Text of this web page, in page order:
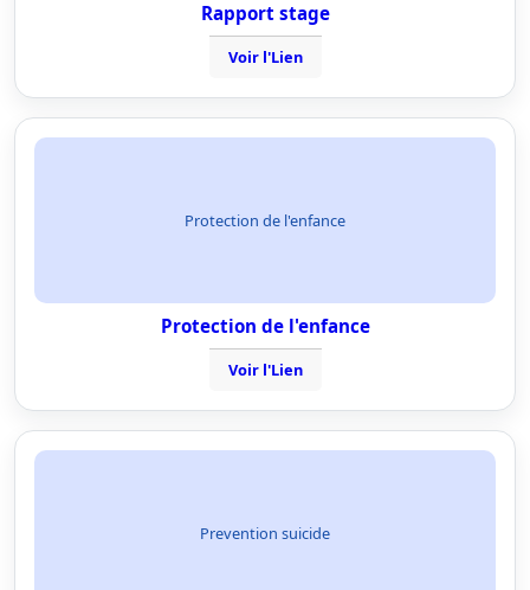
Rapport stage
Voir l'Lien
Protection de l'enfance
Protection de l'enfance
Voir l'Lien
Prevention suicide